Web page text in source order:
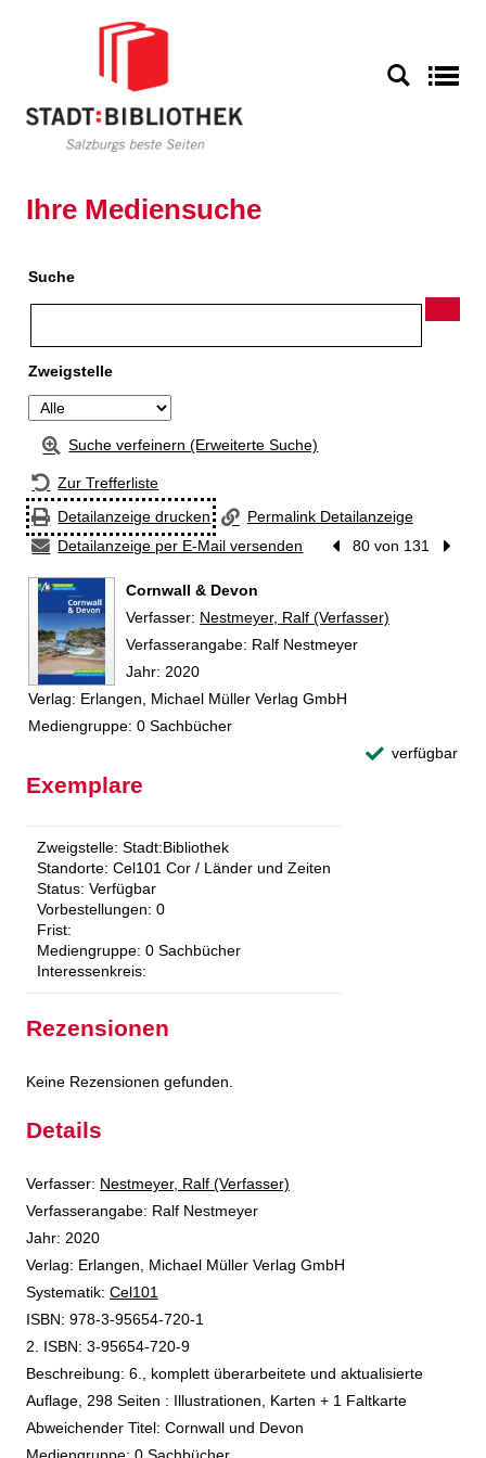
Ihre Mediensuche
Suche
Zweigstelle
Suche verfeinern (Erweiterte Suche)
Zur Trefferliste
Detailanzeige drucken
Permalink Detailanzeige
Detailanzeige per E-Mail versenden
Vorheriger Treffer
80 von 131
Cornwall & Devon
Verfasser: Suche nach diesem Verfasser
Nestmeyer, Ralf (Verfasser)
Verfasserangabe: Ralf Nestmeyer
Jahr: 2020
Verlag: Erlangen, Michael Müller Verlag GmbH
Mediengruppe: 0 Sachbücher
verfügbar
Exemplare
Zweigstelle: Stadt:Bibliothek
Standorte: Cel101 Cor / Länder und Zeiten
Status: Verfügbar
Vorbestellungen: 0
Frist:
Mediengruppe: 0 Sachbücher
Interessenkreis:
Rezensionen
Keine Rezensionen gefunden.
Details
Verfasser: Suche nach diesem Verfasser
Nestmeyer, Ralf (Verfasser)
Verfasserangabe: Ralf Nestmeyer
Jahr: 2020
Verlag: Erlangen, Michael Müller Verlag GmbH
opens in new tab
Diesen Link in neuem Tab öffnen
Systematik: Suche nach dieser Systematik
Cel101
Suche nach diesem Interessenskreis
ISBN: 978-3-95654-720-1
2. ISBN: 3-95654-720-9
Beschreibung: 6., komplett überarbeitete und aktualisierte
Auflage, 298 Seiten : Illustrationen, Karten + 1 Faltkarte
Suche nach dieser Beteiligten Person
Abweichender Titel: Cornwall und Devon